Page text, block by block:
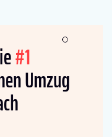
#1
Umzug